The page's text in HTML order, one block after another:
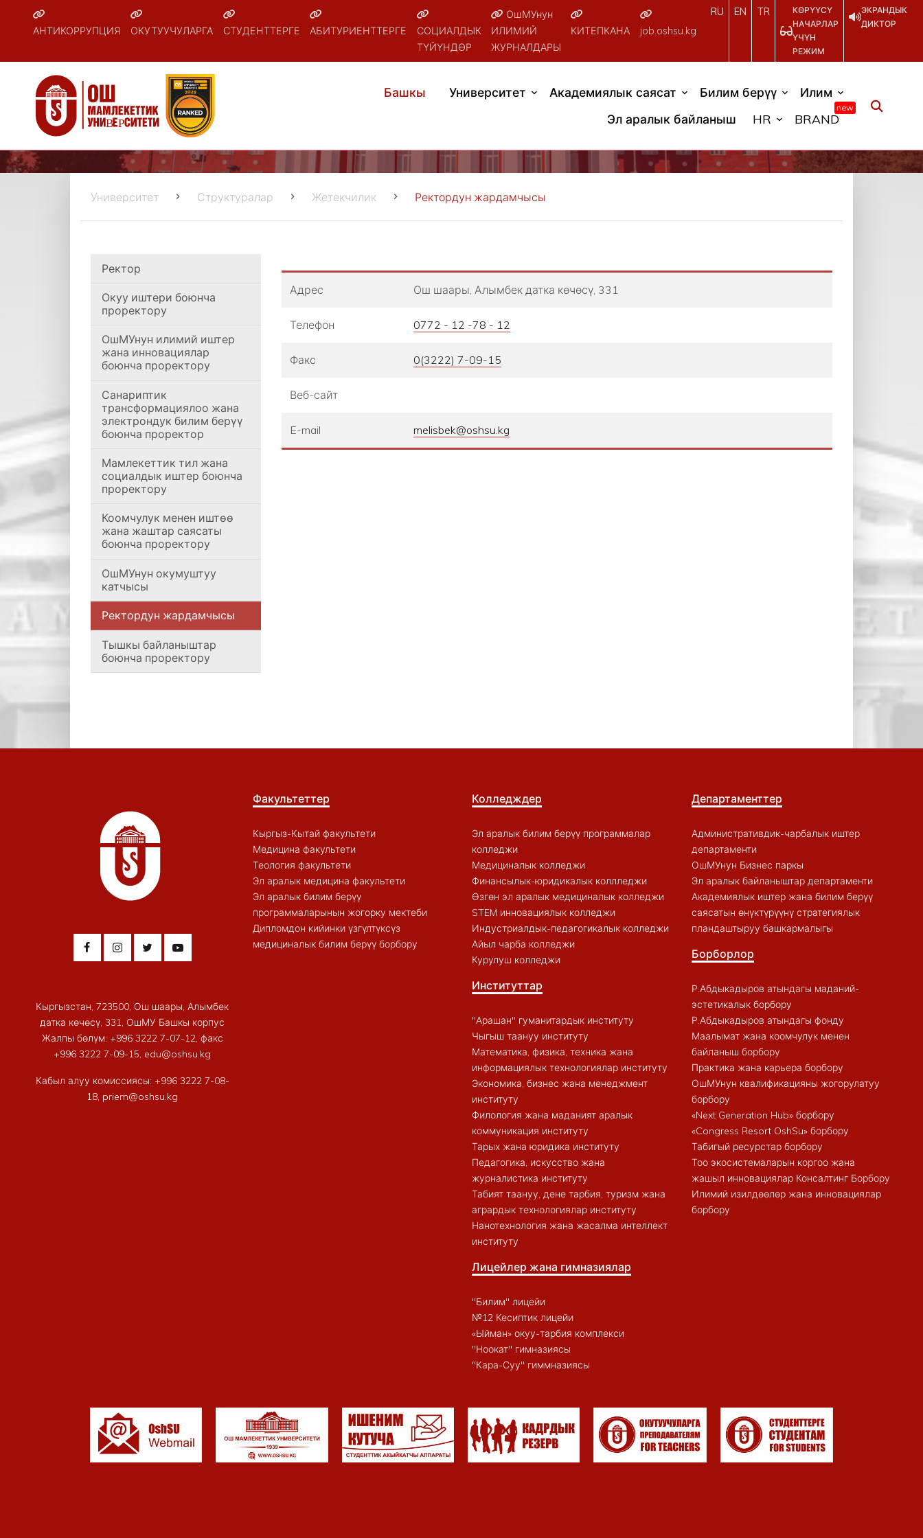
АНТИКОРРУПЦИЯ ОКУТУУЧУЛАРГА СТУДЕНТТЕРГЕ АБИТУРИЕНТТЕРГЕ
СОЦИАЛДЫК
ТҮЙҮНДӨР
ОшМУнун
ИЛИМИЙ
ЖУРНАЛДАРЫ
КИТЕПКАНА job.oshsu.kg
RU EN TR
КӨРҮҮСҮ
НАЧАРЛАР
ҮЧҮН
РЕЖИМ
ЭКРАНДЫК
ДИКТОР
Башкы Университет Академиялык саясат Билим берүү
Илим
Эл аралык байланыш
HR BRAND
new
Университет Структуралар Жетекчилик Ректордун жардамчысы
Ректор
Окуу иштери боюнча
проректору
ОшМУнун илимий иштер
жана инновациялар
боюнча проректору
Санариптик
трансформациялоо жана
электрондук билим берүү
боюнча проректор
Мамлекеттик тил жана
социалдык иштер боюнча
проректору
Коомчулук менен иштөө
жана жаштар саясаты
боюнча проректору
ОшМУнун окумуштуу
катчысы
Ректордун жардамчысы
Тышкы байланыштар
боюнча проректору
Адрес Ош шаары, Алымбек датка көчөсү, 331
Телефон 0772 - 12 -78 - 12
Факс 0(3222) 7-09-15
Веб-сайт
E-mail melisbek@oshsu.kg
Кыргызстан, 723500, Ош шаары, Алымбек
датка көчөсү, 331, ОшМУ Башкы корпус
Жалпы бөлүм: +996 3222 7-07-12, факс
+996 3222 7-09-15, edu@oshsu.kg
Кабыл алуу комиссиясы: +996 3222 7-08-
18, priem@oshsu.kg
Факультеттер
Кыргыз-Кытай факультети
Медицина факультети
Теология факультети
Эл аралык медицина факультети
Эл аралык билим берүү
программаларынын жогорку мектеби
Дипломдон кийинки үзгүлтүксүз
медициналык билим берүү борбору
Колледждер
Эл аралык билим берүү программалар
колледжи
Медициналык колледжи
Финансылык-юридикалык коллледжи
Өзгөн эл аралык медициналык колледжи
STEM инновациялык колледжи
Индустриалдык-педагогикалык колледжи
Айыл чарба колледжи
Курулуш колледжи
Институттар
"Арашан" гуманитардык институту
Чыгыш таануу институту
Математика, физика, техника жана
информациялык технологиялар институту
Экономика, бизнес жана менеджмент
институту
Филология жана маданият аралык
коммуникация институту
Тарых жана юридика институту
Педагогика, искусство жана
журналистика институту
Табият таануу, дене тарбия, туризм жана
агрардык технологиялар институту
Нанотехнология жана жасалма интеллект
институту
Лицейлер жана гимназиялар
"Билим" лицейи
№12 Кесиптик лицейи
«Ыйман» окуу-тарбия комплекси
"Ноокат" гимназиясы
"Кара-Суу" гиммназиясы
Департаменттер
Административдик-чарбалык иштер
департаменти
ОшМУнун Бизнес паркы
Эл аралык байланыштар департаменти
Академиялык иштер жана билим берүү
саясатын өнүктүрүүнү стратегиялык
пландаштыруу башкармалыгы
Борборлор
Р.Абдыкадыров атындагы маданий-
эстетикалык борбору
Р.Абдыкадыров атындагы фонду
Маалымат жана коомчулук менен
байланыш борбору
Практика жана карьера борбору
ОшМУнун квалификацияны жогорулатуу
борбору
«Next Generation Hub» борбору
«Congress Resort OshSu» борбору
Табигый ресурстар борбору
Тоо экосистемаларын коргоо жана
жашыл инновациялар Консалтинг Борбору
Илимий изилдөөлөр жана инновациялар
борбору